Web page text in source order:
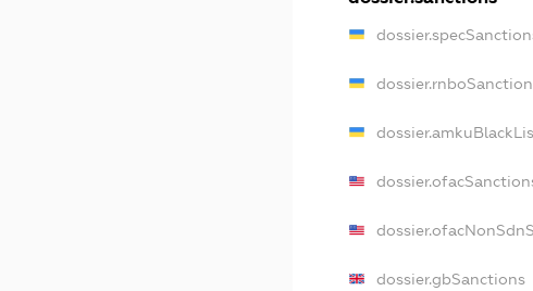
dossier.gbSanctions